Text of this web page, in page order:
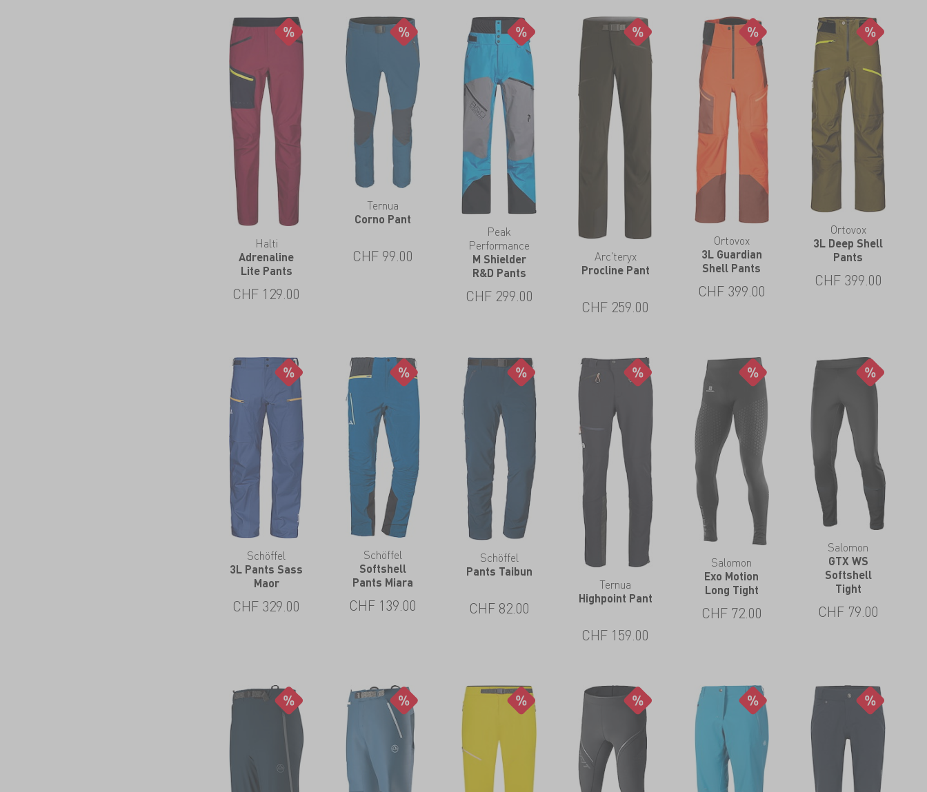
Halti
Adrenaline
Lite Pants
CHF 129.00
Ternua
Corno Pant
CHF 99.00
Peak
Performance
M Shielder
R&D Pants
CHF 299.00
Arc'teryx
Procline Pant
CHF 259.00
Ortovox
3L Guardian
Shell Pants
CHF 399.00
Ortovox
3L Deep Shell
Pants
CHF 399.00
Schöffel
3L Pants Sass
Maor
CHF 329.00
Schöffel
Softshell
Pants Miara
CHF 139.00
Schöffel
Pants Taibun
CHF 82.00
Ternua
Highpoint Pant
CHF 159.00
Salomon
Exo Motion
Long Tight
CHF 72.00
Salomon
GTX WS
Softshell
Tight
CHF 79.00